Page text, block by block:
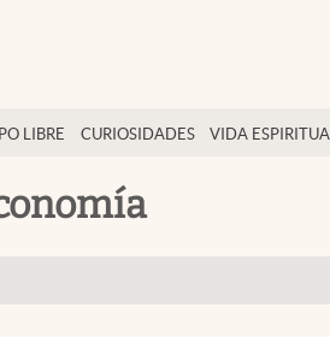
LIBRE CURIOSIDADES VIDA